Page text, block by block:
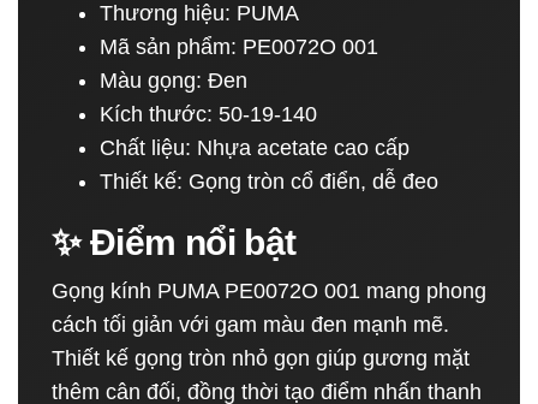
Thương hiệu: PUMA
Mã sản phẩm: PE0072O 001
Màu gọng: Đen
Kích thước: 50-19-140
Chất liệu: Nhựa acetate cao cấp
Thiết kế: Gọng tròn cổ điển, dễ đeo
✨ Điểm nổi bật
Gọng kính PUMA PE0072O 001 mang phong
cách tối giản với gam màu đen mạnh mẽ.
Thiết kế gọng tròn nhỏ gọn giúp gương mặt
thêm cân đối, đồng thời tạo điểm nhấn thanh